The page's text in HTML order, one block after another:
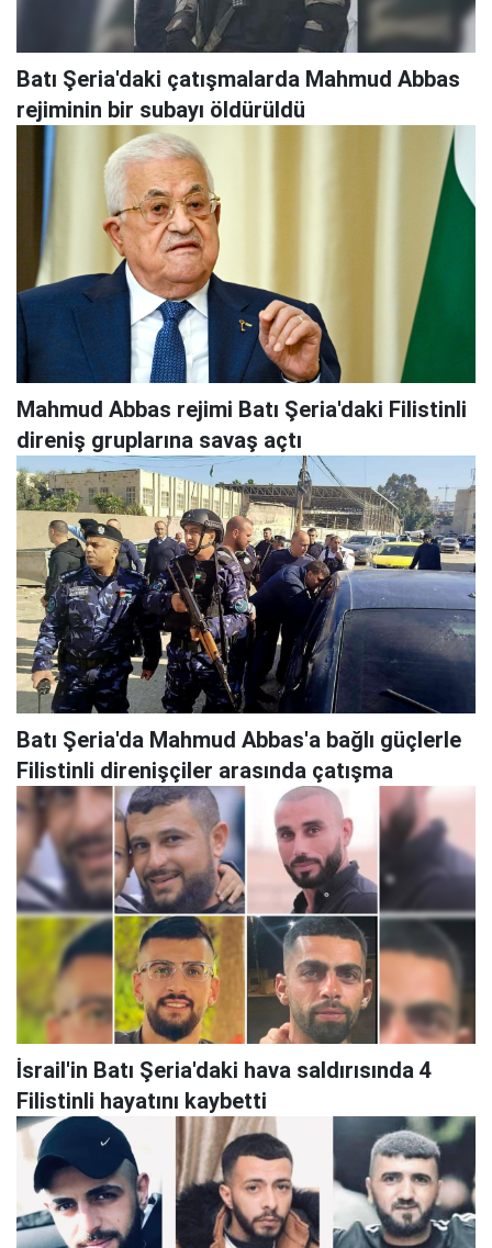
Batı Şeria'daki çatışmalarda Mahmud Abbas
rejiminin bir subayı öldürüldü
Mahmud Abbas rejimi Batı Şeria'daki Filistinli
direniş gruplarına savaş açtı
Batı Şeria'da Mahmud Abbas'a bağlı güçlerle
Filistinli direnişçiler arasında çatışma
İsrail'in Batı Şeria'daki hava saldırısında 4
Filistinli hayatını kaybetti